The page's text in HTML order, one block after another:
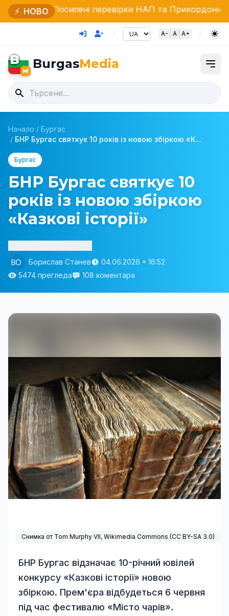
⚡ НОВО
перевірки НАП та Прикордонної поліції
A- A A+
B
M BurgasMedia
Начало / Бургас
/ БНР Бургас святкує 10 років із новою збіркою «К...
Бургас
БНР Бургас святкує 10
років із новою збіркою
«Казкові історії»
Борислав Станев
04.06.2026 • 16:52
5474 прегледа
108 коментара
Снимка от Tom Murphy VII, Wikimedia Commons (CC BY-SA 3.0)
БНР Бургас відзначає 10-річний ювілей
конкурсу «Казкові історії» новою
збіркою. Прем'єра відбудеться 6 червня
під час фестивалю «Місто чарів».